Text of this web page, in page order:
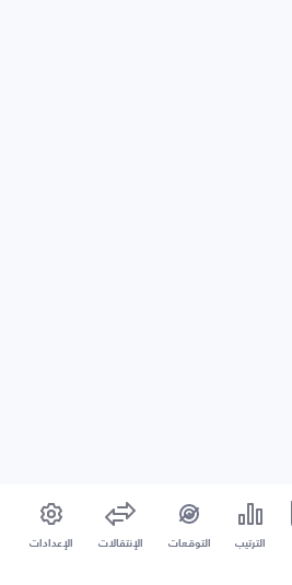
الترتيب التوقعات الإنتقالات الإعدادات